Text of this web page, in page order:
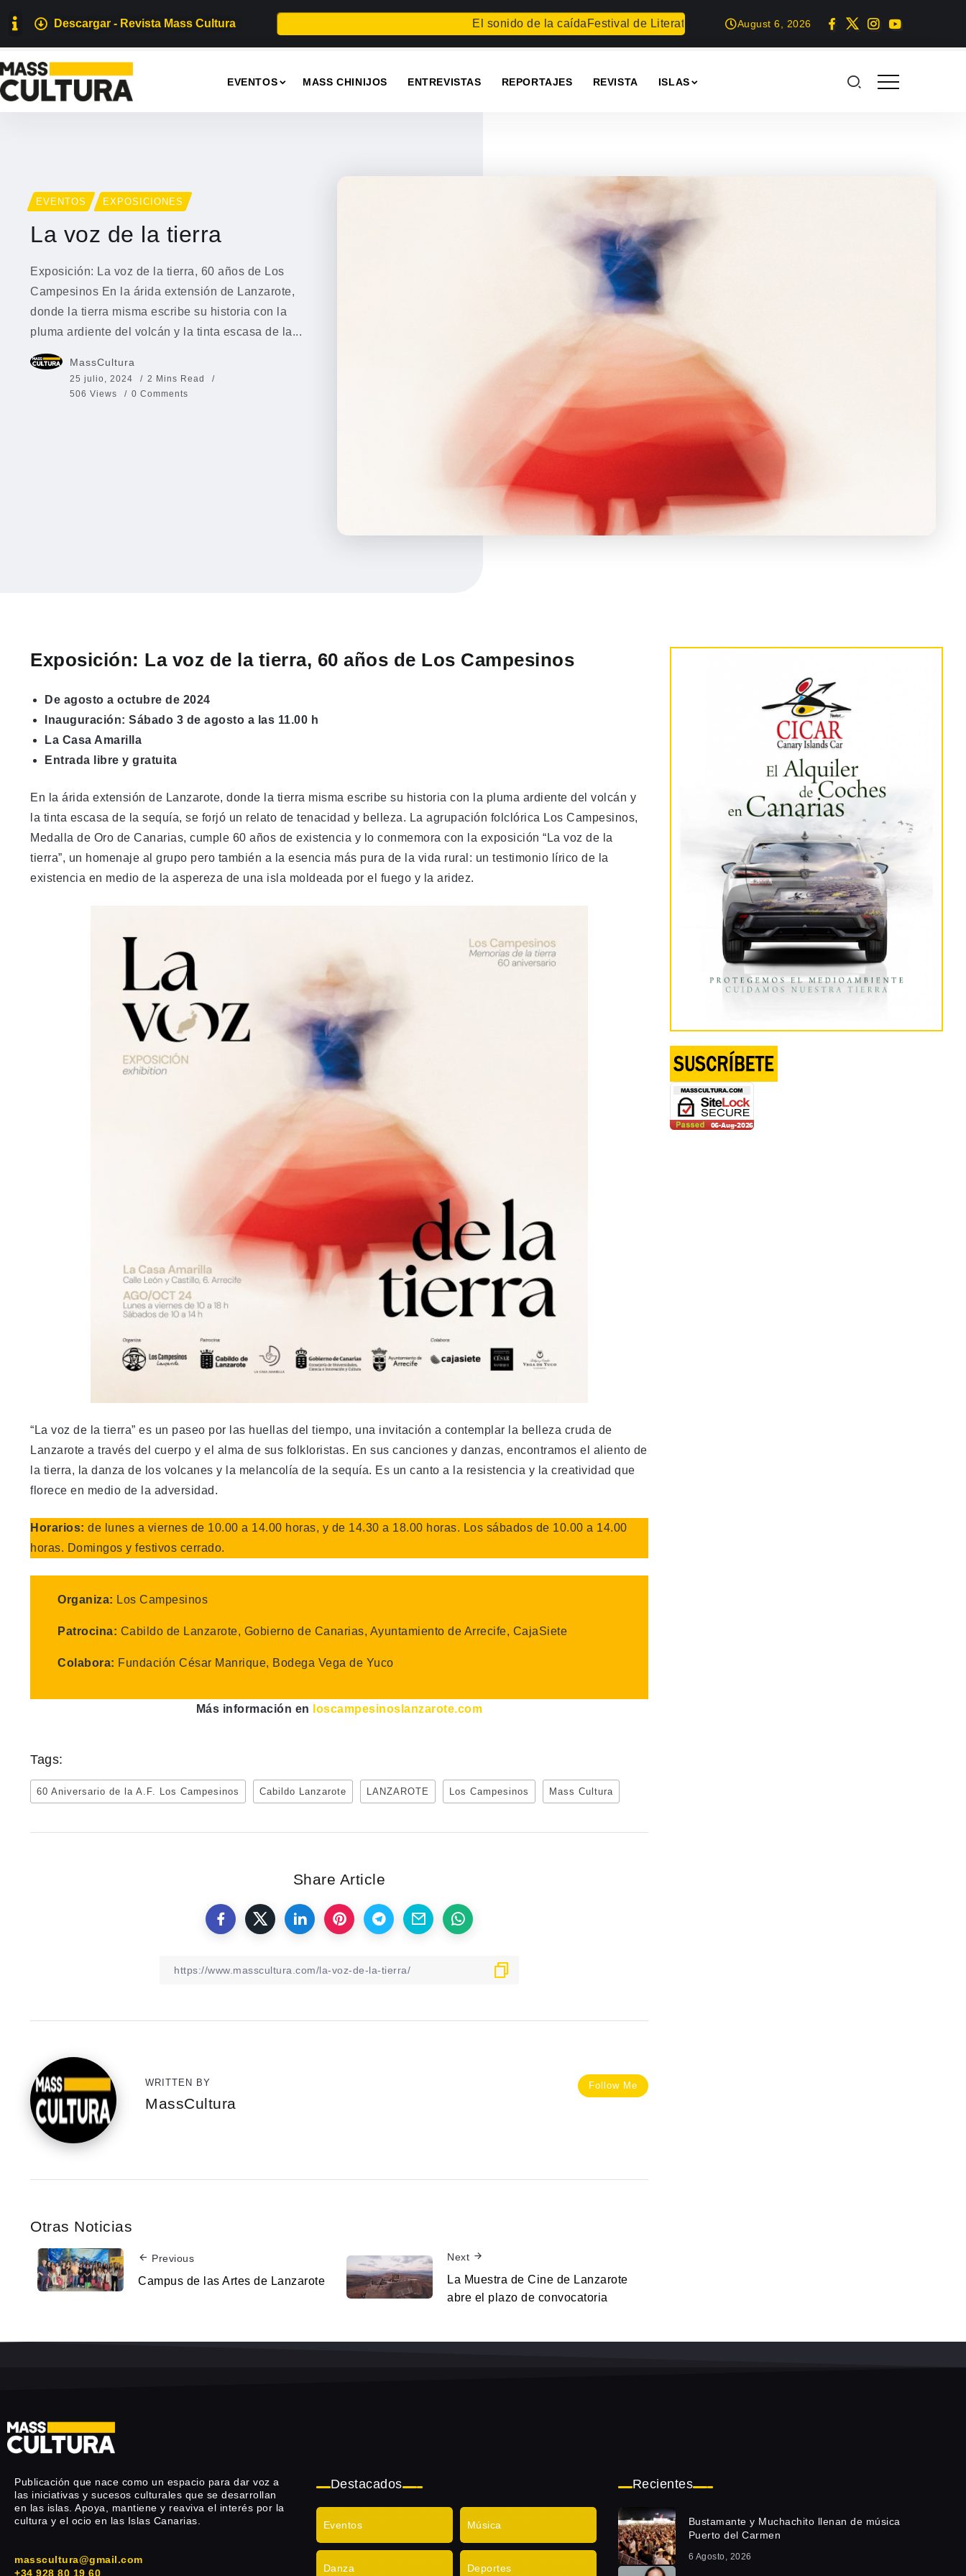
Descargar - Revista Mass Cultura El sonido de la caídaFestival de Literatura de Lanzarote 2026Teguise honra a Nuestra Señora de
August 6, 2026
EVENTOS MASS CHINIJOS ENTREVISTAS REPORTAJES REVISTA ISLAS
EVENTOS EXPOSICIONES
La voz de la tierra
Exposición: La voz de la tierra, 60 años de Los
Campesinos En la árida extensión de Lanzarote,
donde la tierra misma escribe su historia con la
pluma ardiente del volcán y la tinta escasa de la...
MassCultura
25 julio, 2024
2 Mins Read
506 Views
0 Comments
Exposición: La voz de la tierra, 60 años de Los Campesinos
De agosto a octubre de 2024
Inauguración: Sábado 3 de agosto a las 11.00 h
La Casa Amarilla
Entrada libre y gratuita
En la árida extensión de Lanzarote, donde la tierra misma escribe su historia con la pluma ardiente del volcán y
la tinta escasa de la sequía, se forjó un relato de tenacidad y belleza. La agrupación folclórica Los Campesinos,
Medalla de Oro de Canarias, cumple 60 años de existencia y lo conmemora con la exposición “La voz de la
tierra”, un homenaje al grupo pero también a la esencia más pura de la vida rural: un testimonio lírico de la
existencia en medio de la aspereza de una isla moldeada por el fuego y la aridez.
“La voz de la tierra” es un paseo por las huellas del tiempo, una invitación a contemplar la belleza cruda de
Lanzarote a través del cuerpo y el alma de sus folkloristas. En sus canciones y danzas, encontramos el aliento de
la tierra, la danza de los volcanes y la melancolía de la sequía. Es un canto a la resistencia y la creatividad que
florece en medio de la adversidad.
Horarios: de lunes a viernes de 10.00 a 14.00 horas, y de 14.30 a 18.00 horas. Los sábados de 10.00 a 14.00
horas. Domingos y festivos cerrado.
Organiza: Los Campesinos
Patrocina: Cabildo de Lanzarote, Gobierno de Canarias, Ayuntamiento de Arrecife, CajaSiete
Colabora: Fundación César Manrique, Bodega Vega de Yuco
Más información en loscampesinoslanzarote.com
Tags:
60 Aniversario de la A.F. Los Campesinos Cabildo Lanzarote LANZAROTE Los Campesinos Mass Cultura
Share Article
Follow Me
WRITTEN BY
MassCultura
Otras Noticias
Previous
Campus de las Artes de Lanzarote
Next
La Muestra de Cine de Lanzarote
abre el plazo de convocatoria
Publicación que nace como un espacio para dar voz a
las iniciativas y sucesos culturales que se desarrollan
en las islas. Apoya, mantiene y reaviva el interés por la
cultura y el ocio en las Islas Canarias.
masscultura@gmail.com
+34 928 80 19 60
Destacados
Eventos Música
Danza Deportes
Recientes
Bustamante y Muchachito llenan de música
Puerto del Carmen
6 Agosto, 2026